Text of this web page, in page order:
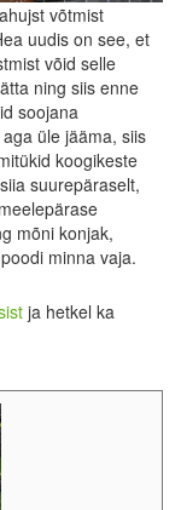
võtmist
uudis on see, et
võid selle
ning siis enne
soojana
üle jääma, siis
koogikeste
suurepäraselt,
mõni konjak,
minna vaja.
ja hetkel ka